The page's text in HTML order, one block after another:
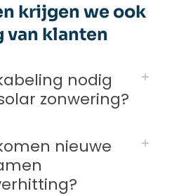
krijgen we ook
van klanten
nodig
zonwering?
nieuwe